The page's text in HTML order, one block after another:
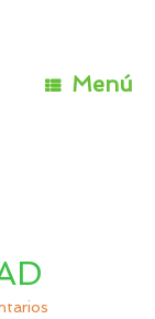
Menú